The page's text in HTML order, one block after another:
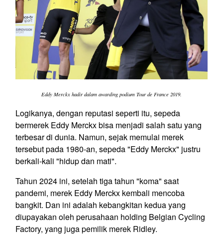
Eddy Merckx hadir dalam awarding podium Tour de France 2019.
Logikanya, dengan reputasi seperti itu, sepeda
bermerek Eddy Merckx bisa menjadi salah satu yang
terbesar di dunia. Namun, sejak memulai merek
tersebut pada 1980-an, sepeda "Eddy Merckx" justru
berkali-kali "hidup dan mati".
Tahun 2024 ini, setelah tiga tahun "koma" saat
pandemi, merek Eddy Merckx kembali mencoba
bangkit. Dan ini adalah kebangkitan kedua yang
diupayakan oleh perusahaan holding Belgian Cycling
Factory, yang juga pemilik merek Ridley.